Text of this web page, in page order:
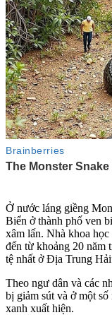
Ở nước láng giềng
Biển ở thành phố ven
xâ‌m lấ‌n. Nhà khoa
đến từ khoảng 20 năm
tệ nhất ở Địa Trung
Theo ngư dân và các
bị giảm sút và ở một
xanh xuất hiện.